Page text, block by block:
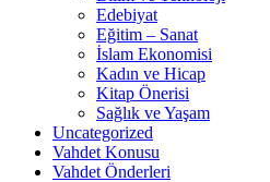
Edebiyat
Eğitim – Sanat
İslam Ekonomisi
Kadın ve Hicap
Kitap Önerisi
Sağlık ve Yaşam
Uncategorized
Vahdet Konusu
Vahdet Önderleri